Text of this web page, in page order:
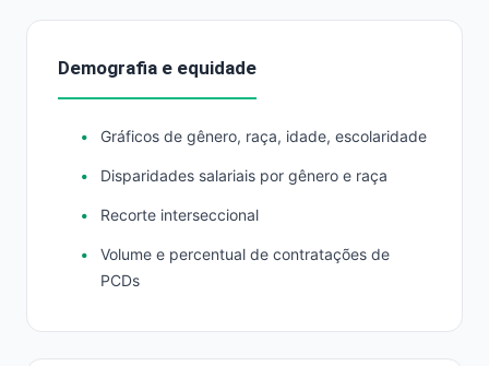
Demografia e equidade
Gráficos de gênero, raça, idade, escolaridade
Disparidades salariais por gênero e raça
Recorte interseccional
Volume e percentual de contratações de
PCDs